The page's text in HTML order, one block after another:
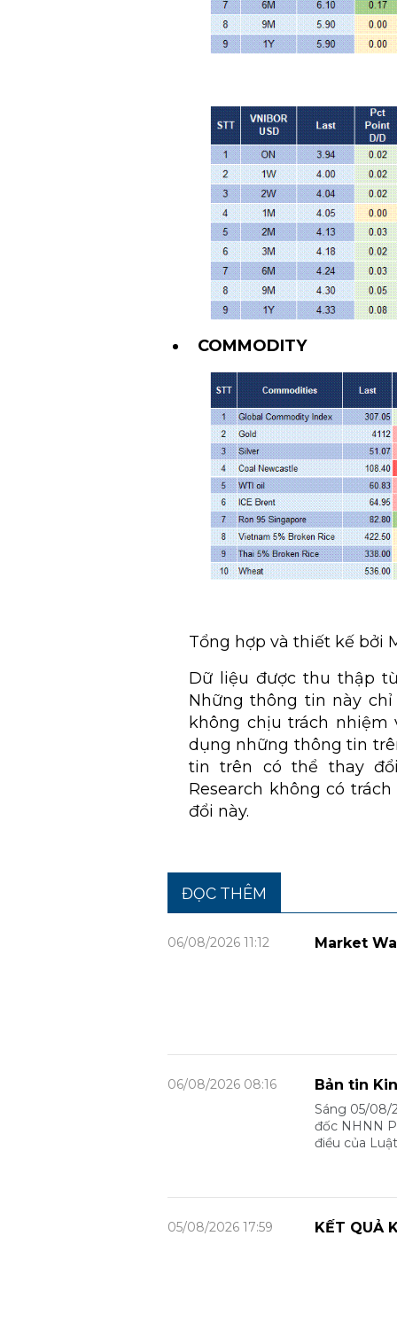
COMMODITY
Tổng hợp và thiết kế bởi
Dữ liệu được thu thập
Những thông tin này
không chịu trách
dụng những thông tin
tin trên có thể thay
Research không có
đổi này.
ĐỌC THÊM
Market
06/08/2026 11:12
Bản tin
Sáng 05/08/
đốc NHNN
điều của
06/08/2026 08:16
KẾT QUẢ
05/08/2026 17:59